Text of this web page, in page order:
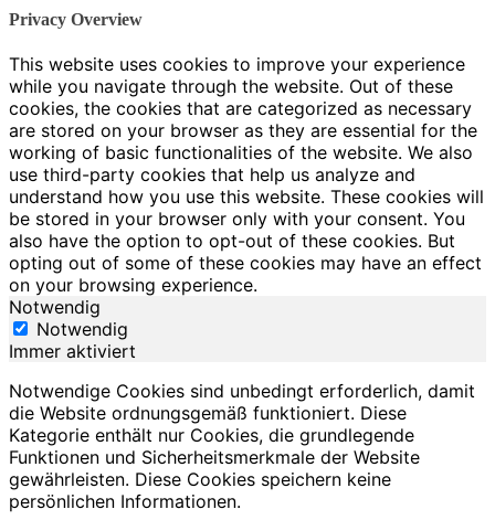
Privacy Overview
This website uses cookies to improve your experience
while you navigate through the website. Out of these
cookies, the cookies that are categorized as necessary
are stored on your browser as they are essential for the
working of basic functionalities of the website. We also
use third-party cookies that help us analyze and
understand how you use this website. These cookies will
be stored in your browser only with your consent. You
also have the option to opt-out of these cookies. But
opting out of some of these cookies may have an effect
on your browsing experience.
Notwendig
Notwendig
Immer aktiviert
Notwendige Cookies sind unbedingt erforderlich, damit
die Website ordnungsgemäß funktioniert. Diese
Kategorie enthält nur Cookies, die grundlegende
Funktionen und Sicherheitsmerkmale der Website
gewährleisten. Diese Cookies speichern keine
persönlichen Informationen.